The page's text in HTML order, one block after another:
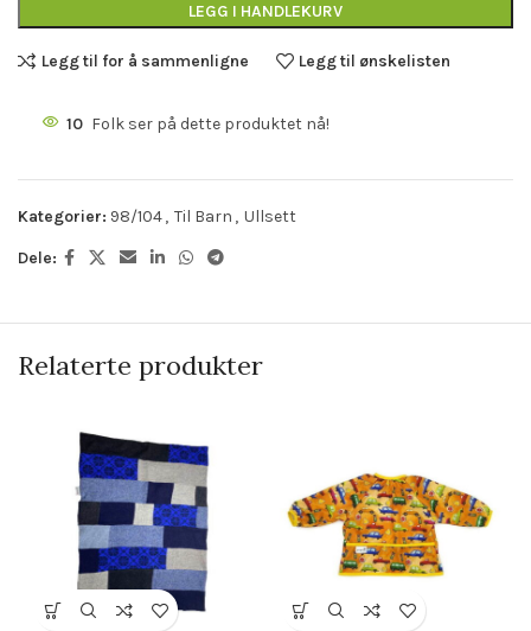
LEGG I HANDLEKURV
Legg til for å sammenligne Legg til ønskelisten
10 Folk ser på dette produktet nå!
Kategorier: 98/104, Til Barn , Ullsett
Dele:
Relaterte produkter